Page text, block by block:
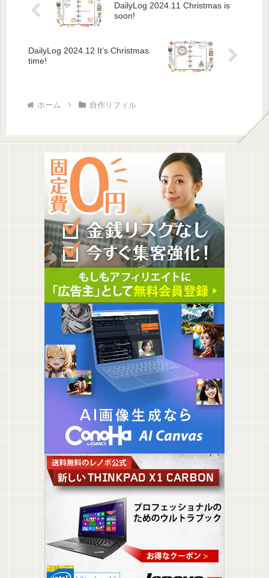
DailyLog 2024.11 Christmas is
soon!
DailyLog 2024.12 It’s Christmas
time!
ホーム 自作リフィル